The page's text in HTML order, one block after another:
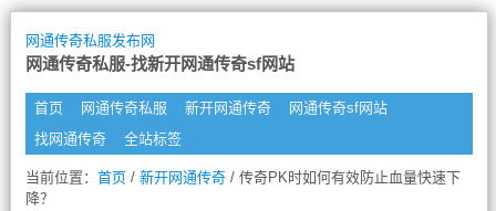
网通传奇私服发布网
网通传奇私服-找新开网通传奇sf网站
首页 网通传奇私服 新开网通传奇
网通传奇sf网站
找网通传奇
全站标签
当前位置： 首页/ 新开网通传奇/ 传奇PK时如何有效防止血量快速下
降？